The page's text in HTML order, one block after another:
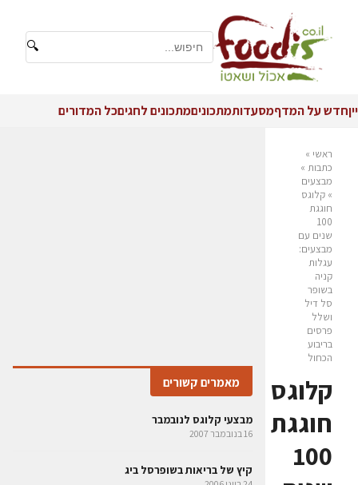
🔍
ייןחדש על המדףמסעדותמתכוניםמתכונים לחגיםכל המדורים
ראשי »
כתבות »
מבצעים
» קלוגס
חוגגת
100
שנים עם
מבצעים:
עגלות
קניה
בשופר
סל דיל
ושלל
פרסים
בריבוע
הכחול
קלוגס
חוגגת
100
מאמרים קשורים
מבצעי קלוגס לנובמבר
16 בנובמבר 2007
קיץ של בריאות בשופרסל ביג